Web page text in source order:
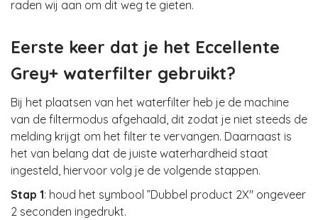
raden wij aan om dit weg te gieten.
Eerste keer dat je het Eccellente
Grey+ waterfilter gebruikt?
Bij het plaatsen van het waterfilter heb je de machine
van de filtermodus afgehaald, dit zodat je niet steeds de
melding krijgt om het filter te vervangen. Daarnaast is
het van belang dat de juiste waterhardheid staat
ingesteld, hiervoor volg je de volgende stappen.
Stap 1: houd het symbool ”Dubbel product 2X" ongeveer
2 seconden ingedrukt.